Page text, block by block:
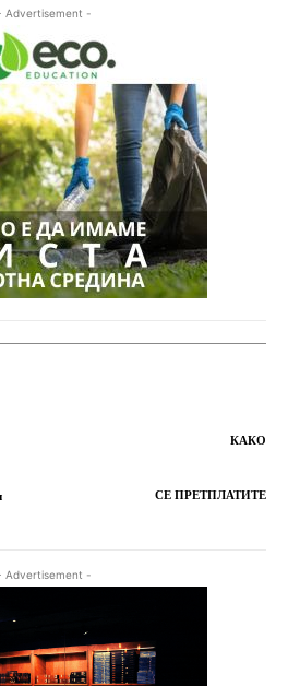
Advertisement -
КАКО
СЕ ПРЕТПЛАТИТЕ
Advertisement -